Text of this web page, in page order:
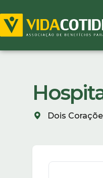
Dois